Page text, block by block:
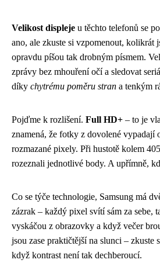
Velikost displeje u těchto telefonů se
ano, ale zkuste si vzpomenout, kolikrát
opravdu píšou tak drobným písmem.
zprávy bez mhouření očí a sledovat
díky chytrému poměru stran a tenkým
Pojďme k rozlišení. Full HD+ – to je
znamená, že fotky z dovolené vypadají
rozmazané pixely. Při hustotě kolem
rozeznali jednotlivé body. A upřímně,
Co se týče technologie, Samsung má
zázrak – každý pixel svítí sám za sebe,
vyskáčou z obrazovky a když večer
jsou zase praktičtější na slunci –
když kontrast není tak dechberoucí.